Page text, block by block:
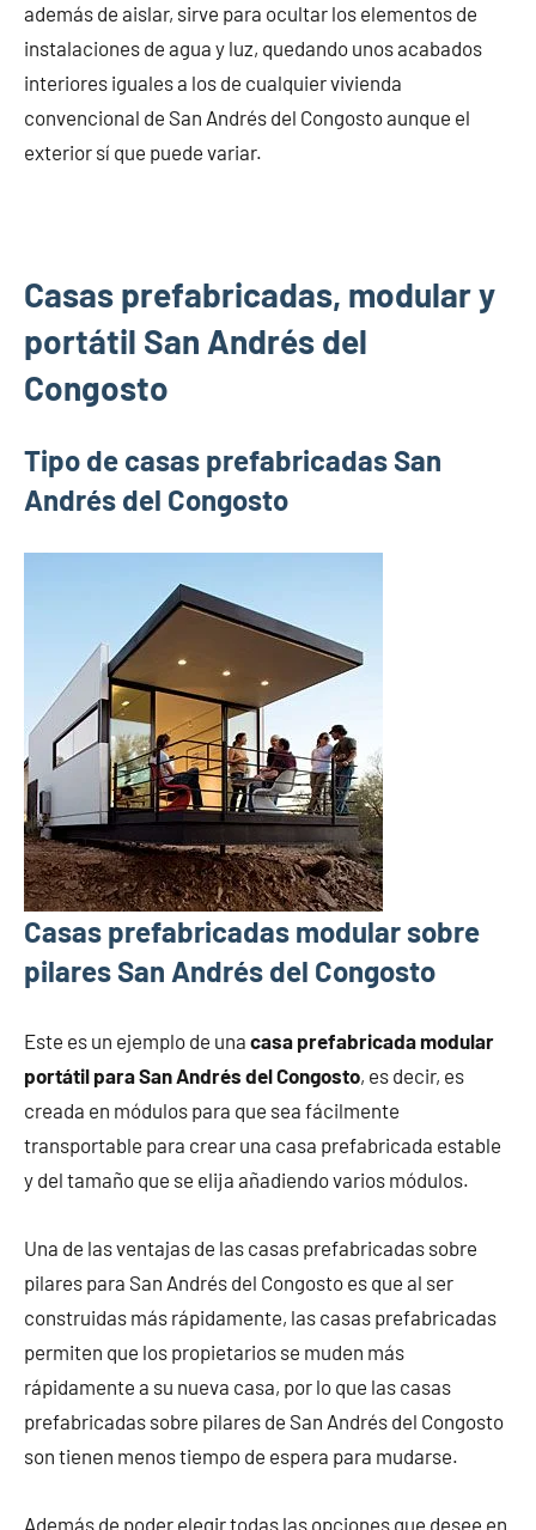
además de aislar, sirve para ocultar los elementos de
instalaciones de agua y luz, quedando unos acabados
interiores iguales a los de cualquier vivienda
convencional de San Andrés del Congosto aunque el
exterior sí que puede variar.
Casas prefabricadas, modular y
portátil San Andrés del
Congosto
Tipo de casas prefabricadas San
Andrés del Congosto
Casas prefabricadas modular sobre
pilares San Andrés del Congosto
Este es un ejemplo de una casa prefabricada modular
portátil para San Andrés del Congosto, es decir, es
creada en módulos para que sea fácilmente
transportable para crear una casa prefabricada estable
y del tamaño que se elija añadiendo varios módulos.
Una de las ventajas de las casas prefabricadas sobre
pilares para San Andrés del Congosto es que al ser
construidas más rápidamente, las casas prefabricadas
permiten que los propietarios se muden más
rápidamente a su nueva casa, por lo que las casas
prefabricadas sobre pilares de San Andrés del Congosto
son tienen menos tiempo de espera para mudarse.
Además de poder elegir todas las opciones que desee en